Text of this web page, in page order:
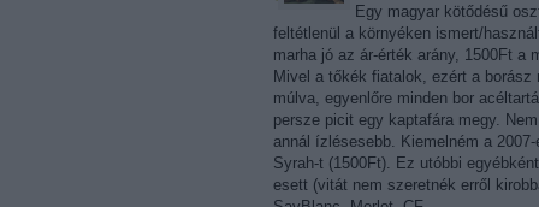
Egy magyar kötődésű
feltétlenül a környéken ismert/
marha jó az ár-érték arány, 1500Ft a
Mivel a tőkék fiatalok, ezért a
múlva, egyenlőre minden bor
persze picit egy kaptafára megy.
annál ízlésesebb. Kiemelném a
Syrah-t (1500Ft). Ez utóbbi
esett (vitát nem szeretnék erről